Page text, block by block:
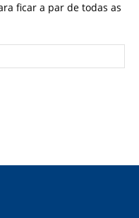
ficar a par de todas as